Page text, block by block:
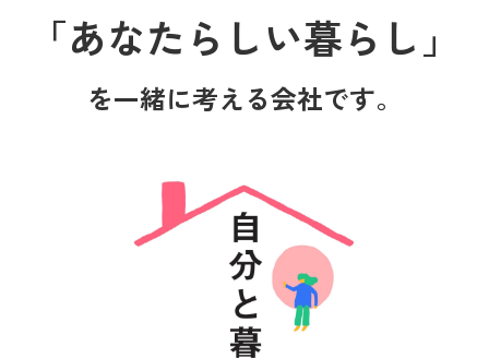
「あなたらしい暮らし」
を一緒に考える会社です。